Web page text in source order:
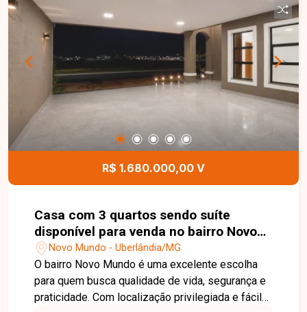
proporciona facilidade de acesso e grande
potencial para investimento. Esta é uma
excelente oportunidade para quem deseja
construir ou investir em uma das melhores
regiões de Uberlândia. Agende uma visita e
conheça todos os detalhes deste terreno.
R$ 1.680.000,00 V
Casa com 3 quartos sendo suíte
disponível para venda no bairro Novo
Mundo em Uberlândia-MG
Novo Mundo - Uberlândia/MG
O bairro Novo Mundo é uma excelente escolha
para quem busca qualidade de vida, segurança e
praticidade. Com localização privilegiada e fácil